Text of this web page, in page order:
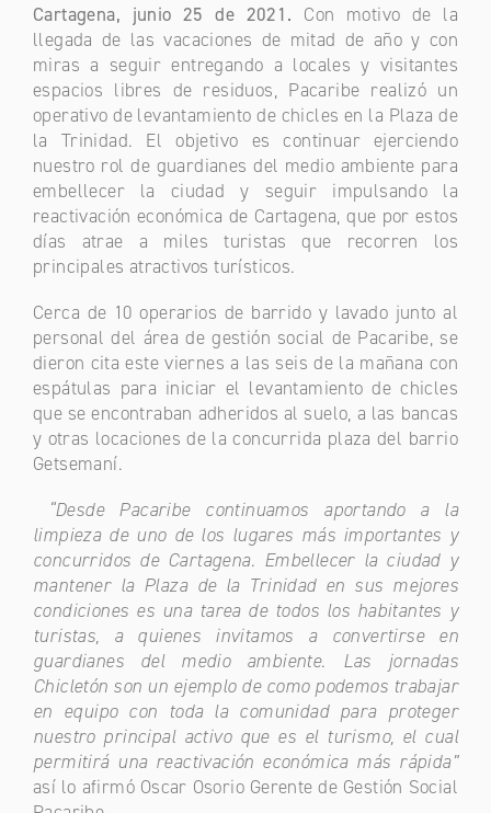
Cartagena, junio 25 de 2021. Con motivo de la
llegada de las vacaciones de mitad de año y con
miras a seguir entregando a locales y visitantes
espacios libres de residuos, Pacaribe realizó un
operativo de levantamiento de chicles en la Plaza de
la Trinidad. El objetivo es continuar ejerciendo
nuestro rol de guardianes del medio ambiente para
embellecer la ciudad y seguir impulsando la
reactivación económica de Cartagena, que por estos
días atrae a miles turistas que recorren los
principales atractivos turísticos.
Cerca de 10 operarios de barrido y lavado junto al
personal del área de gestión social de Pacaribe, se
dieron cita este viernes a las seis de la mañana con
espátulas para iniciar el levantamiento de chicles
que se encontraban adheridos al suelo, a las bancas
y otras locaciones de la concurrida plaza del barrio
Getsemaní.
“Desde Pacaribe continuamos aportando a la
limpieza de uno de los lugares más importantes y
concurridos de Cartagena. Embellecer la ciudad y
mantener la Plaza de la Trinidad en sus mejores
condiciones es una tarea de todos los habitantes y
turistas, a quienes invitamos a convertirse en
guardianes del medio ambiente. Las jornadas
Chicletón son un ejemplo de como podemos trabajar
en equipo con toda la comunidad para proteger
nuestro principal activo que es el turismo, el cual
permitirá una reactivación económica más rápida”
así lo afirmó Oscar Osorio Gerente de Gestión Social